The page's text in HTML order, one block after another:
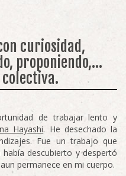
curiosidad,
proponiendo,…
de trabajar lento y
Hayashi. He desechado la
Fue un trabajo que
descubierto y despertó
permanece en mi cuerpo.